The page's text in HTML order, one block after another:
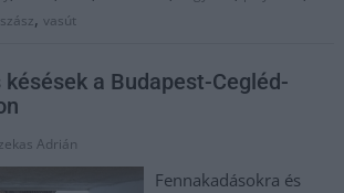
,vasút
a Budapest-Cegléd-
Adrián
Fennakadásokra és